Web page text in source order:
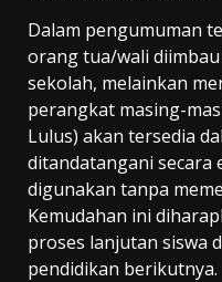
Dalam pengumuman
orang tua/wali
sekolah, melainkan
perangkat masing-
Lulus) akan tersedia
ditandatangani secara
digunakan tanpa
Kemudahan ini
proses lanjutan siswa
pendidikan berikutnya.